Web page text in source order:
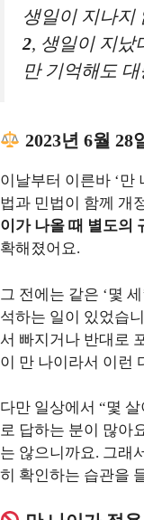
생일이 지나지
2, 생일이 지났
만 기억해도
2023년 6월 28
이날부터 이른바 ‘만
법과 민법이 함께 개
이가 나올 때 별도의
확해졌어요.
그 전에는 같은 ‘몇
석하는 일이 있었습
서 빠지거나 반대로
이 만 나이라서 이런
다만 일상에서 “몇
로 답하는 분이 많아
는 않으니까요. 그래
히 확인하는 습관을